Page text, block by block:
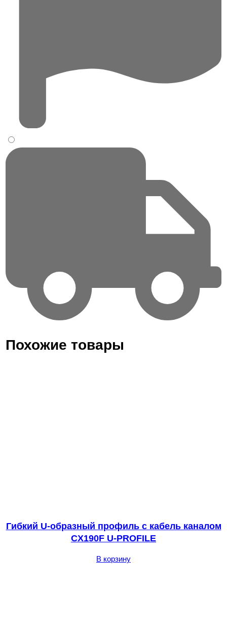
Похожие товары
Гибкий U-образный профиль с кабель каналом
CX190F U-PROFILE
В корзину